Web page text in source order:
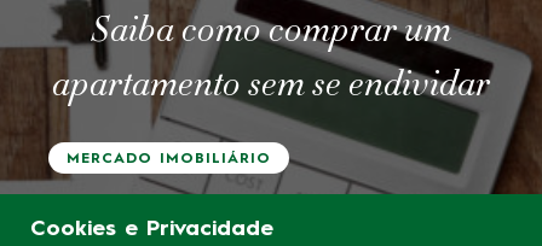
Cookies e Privacidade
Saiba como comprar um
apartamento sem se endividar
MERCADO IMOBILIÁRIO